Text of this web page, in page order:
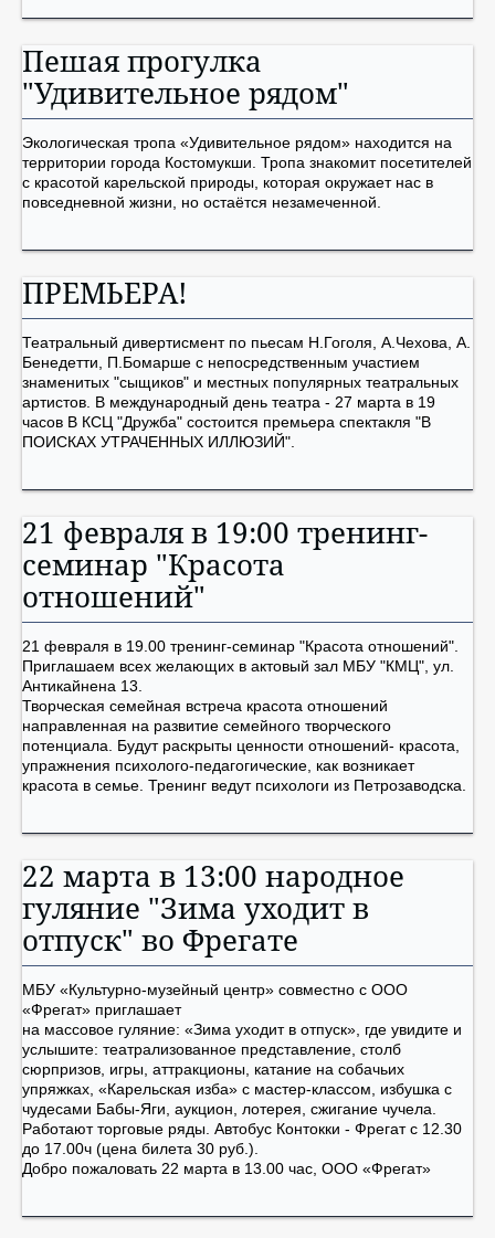
Пешая прогулка
"Удивительное рядом"
Экологическая тропа «Удивительное рядом» находится на
территории города Костомукши. Тропа знакомит посетителей
с красотой карельской природы, которая окружает нас в
повседневной жизни, но остаётся незамеченной.
ПРЕМЬЕРА!
Театральный дивертисмент по пьесам Н.Гоголя, А.Чехова, А.
Бенедетти, П.Бомарше с непосредственным участием
знаменитых "сыщиков" и местных популярных театральных
артистов. В международный день театра - 27 марта в 19
часов В КСЦ "Дружба" состоится премьера спектакля "В
ПОИСКАХ УТРАЧЕННЫХ ИЛЛЮЗИЙ".
21 февраля в 19:00 тренинг-
семинар "Красота
отношений"
21 февраля в 19.00 тренинг-семинар "Красота отношений".
Приглашаем всех желающих в актовый зал МБУ "КМЦ", ул.
Антикайнена 13.
Творческая семейная встреча красота отношений
направленная на развитие семейного творческого
потенциала. Будут раскрыты ценности отношений- красота,
упражнения психолого-педагогические, как возникает
красота в семье. Тренинг ведут психологи из Петрозаводска.
22 марта в 13:00 народное
гуляние "Зима уходит в
отпуск" во Фрегате
МБУ «Культурно-музейный центр» совместно с ООО
«Фрегат» приглашает
на массовое гуляние: «Зима уходит в отпуск», где увидите и
услышите: театрализованное представление, столб
сюрпризов, игры, аттракционы, катание на собачьих
упряжках, «Карельская изба» с мастер-классом, избушка с
чудесами Бабы-Яги, аукцион, лотерея, сжигание чучела.
Работают торговые ряды. Автобус Контокки - Фрегат с 12.30
до 17.00ч (цена билета 30 руб.).
Добро пожаловать 22 марта в 13.00 час, ООО «Фрегат»